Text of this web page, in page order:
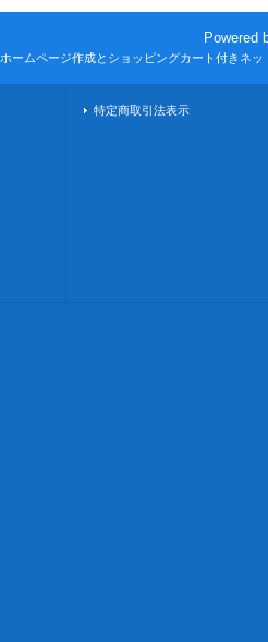
Powered
ホームページ作成とショッピングカート付きネッ
特定商取引法表示